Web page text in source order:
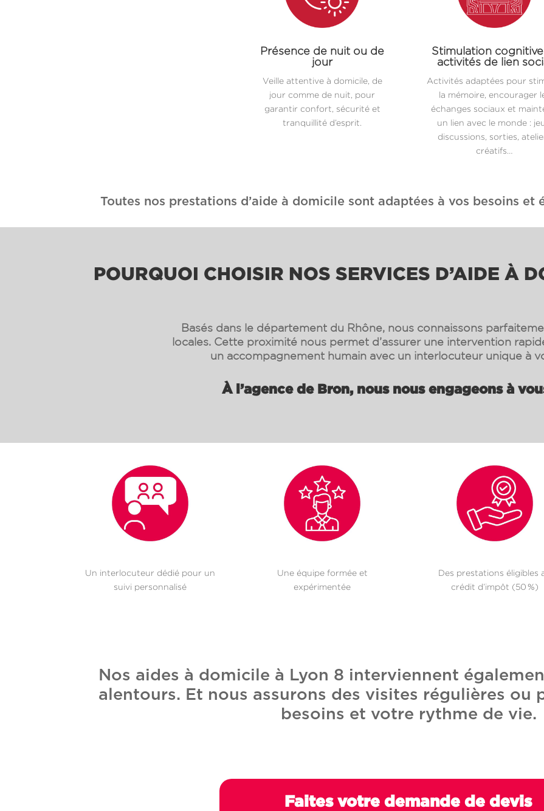
Présence de nuit ou de
jour
Veille attentive à domicile, de
jour comme de nuit, pour
garantir confort, sécurité et
tranquillité d’esprit.
Stimulation
activités de lien
Activités adaptées pour
la mémoire, encourager
échanges sociaux et
un lien avec le monde :
discussions, sorties,
créatifs…
Toutes nos prestations d’aide à domicile sont adaptées à vos besoins et
POURQUOI CHOISIR NOS SERVICES D’AIDE À
Basés dans le département du Rhône, nous connaissons
locales. Cette proximité nous permet d’assurer une intervention
un accompagnement humain avec un interlocuteur unique à
À l’agence de Bron, nous nous engageons à
Un interlocuteur dédié pour un
suivi personnalisé
Une équipe formée et
expérimentée
Des prestations éligibles
crédit d’impôt (50 %)
Nos aides à domicile à Lyon 8 interviennent
alentours. Et nous assurons des visites régulières ou
besoins et votre rythme de vie.
Faites votre demande de devis